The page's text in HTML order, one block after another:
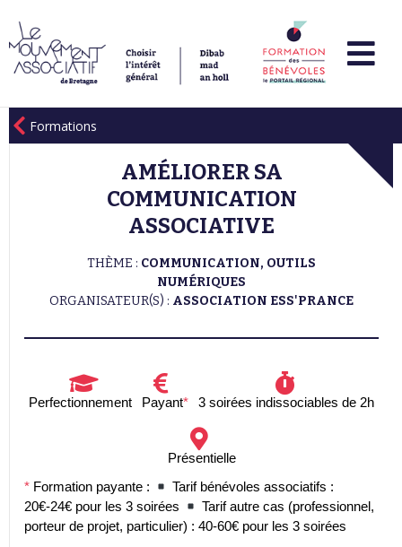
Formations
AMÉLIORER SA
COMMUNICATION
ASSOCIATIVE
THÈME : COMMUNICATION, OUTILS
NUMÉRIQUES
ORGANISATEUR(S) : ASSOCIATION ESS'PRANCE
Perfectionnement Payant* 3 soirées indissociables de 2h
Présentielle
* Formation payante :
Tarif bénévoles associatifs :
20€-24€ pour les 3 soirées
Tarif autre cas (professionnel,
porteur de projet, particulier) : 40-60€ pour les 3 soirées